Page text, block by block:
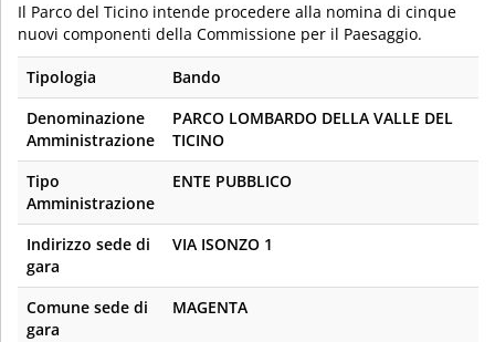
Il Parco del Ticino intende procedere alla nomina di cinque
nuovi componenti della Commissione per il Paesaggio.
Tipologia
Bando
Denominazione
Amministrazione
PARCO LOMBARDO DELLA VALLE DEL
TICINO
Tipo
Amministrazione
ENTE PUBBLICO
Indirizzo sede di
gara
VIA ISONZO 1
Comune sede di
gara
MAGENTA